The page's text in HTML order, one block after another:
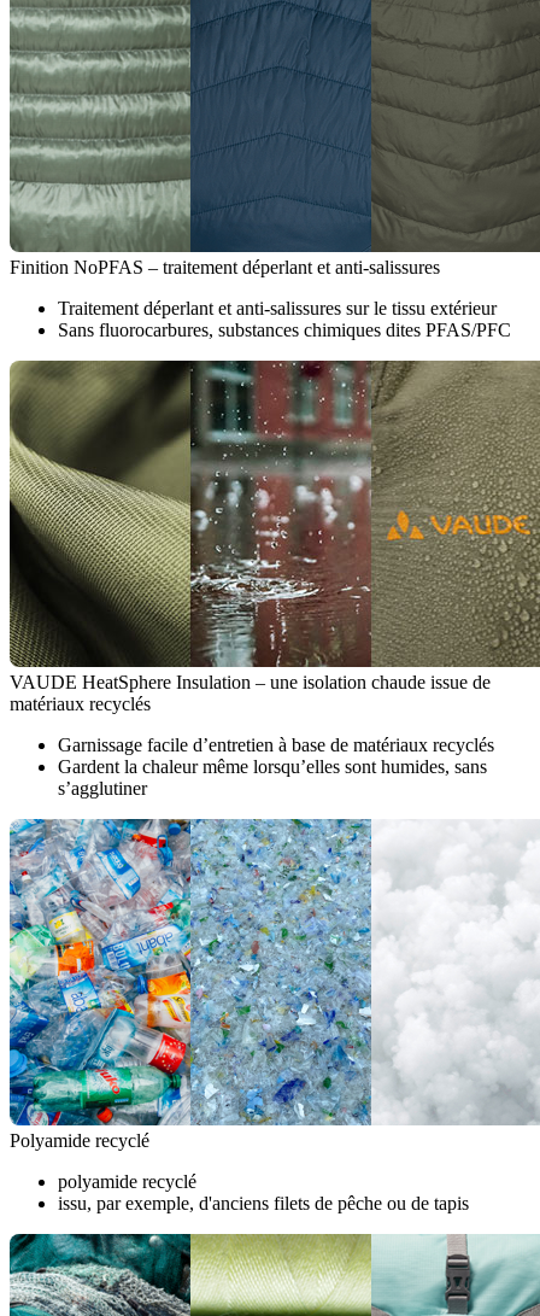
Finition NoPFAS – traitement déperlant et anti-salissures
Traitement déperlant et anti-salissures sur le tissu extérieur
Sans fluorocarbures, substances chimiques dites PFAS/PFC
VAUDE HeatSphere Insulation – une isolation chaude issue de
matériaux recyclés
Garnissage facile d’entretien à base de matériaux recyclés
Gardent la chaleur même lorsqu’elles sont humides, sans
s’agglutiner
Polyamide recyclé
polyamide recyclé
issu, par exemple, d'anciens filets de pêche ou de tapis